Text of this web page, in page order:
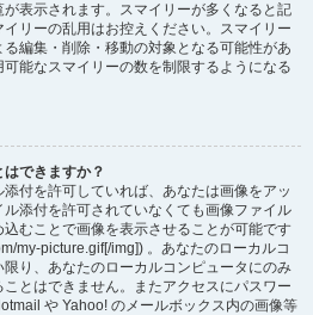
表示されます。スマイリーが多くなると記
リーの乱用はお控えください。スマイリー
編集・削除・移動の対象となる可能性があ
能なスマイリーの数を制限するようになる
できますか？
付を許可していれば、あなたは画像をアッ
添付を許可されていなくても画像ファイル
むことで画像を表示させることが可能です
my-picture.gif[/img]) 。あなたのローカルコ
り、あなたのローカルコンピュータにのみ
とはできません。またアクセスにパスワー
や Yahoo! のメールボックス内の画像等